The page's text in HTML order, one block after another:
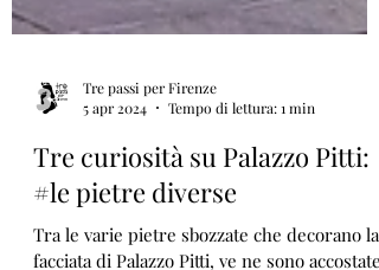
Tre passi per Firenze
5 apr 2024
Tempo di lettura: 1 min
Tre curiosità su Palazzo Pitti:
#le pietre diverse